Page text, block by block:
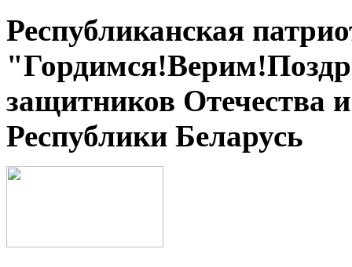
Республиканская
защитников Отечества
Республики Беларусь